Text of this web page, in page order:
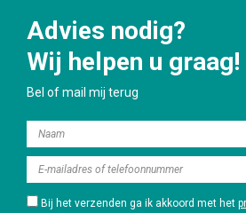
Advies nodig?
Wij helpen u graag!
Bel of mail mij terug
Bij het verzenden ga ik akkoord met het